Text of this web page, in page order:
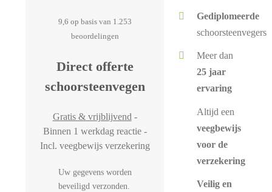
9,6 op basis van 1.253
beoordelingen
Direct offerte
schoorsteenvegen
Gratis & vrijblijvend -
Binnen 1 werkdag reactie -
Incl. veegbewijs verzekering
Uw gegevens worden
beveiligd verzonden.
Gediplomeerde
schoorsteenvegers
Meer dan
25 jaar
ervaring
Altijd een
veegbewijs
voor de
verzekering
Veilig en